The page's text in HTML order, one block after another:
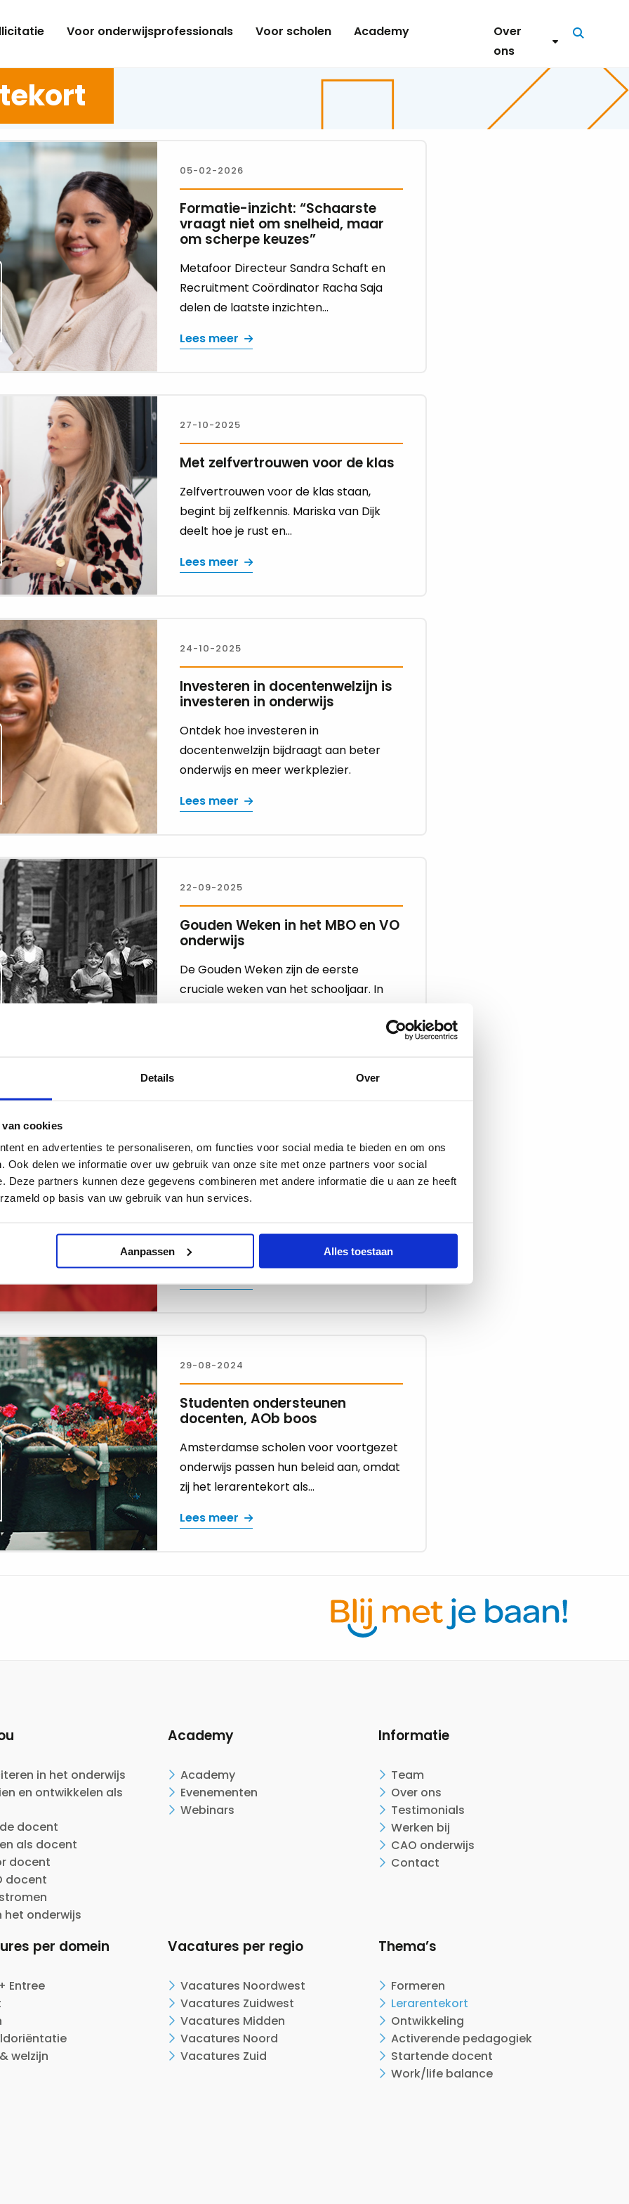
Details Over
cookies
en advertenties te personaliseren, om functies voor social media te bieden en om ons
Ook delen we informatie over uw gebruik van onze site met onze partners voor social
Deze partners kunnen deze gegevens combineren met andere informatie die u aan ze heeft
op basis van uw gebruik van hun services.
Aanpassen Alles toestaan
Voor onderwijsprofessionals Voor scholen Academy
Over
ons
Zoeken
05-02-2026
Formatie-inzicht: “Schaarste
vraagt niet om snelheid, maar
om scherpe keuzes”
Metafoor Directeur Sandra Schaft en
Recruitment Coördinator Racha Saja
delen de laatste inzichten...
Lees meer
27-10-2025
Met zelfvertrouwen voor de klas
Zelfvertrouwen voor de klas staan,
begint bij zelfkennis. Mariska van Dijk
deelt hoe je rust en...
Lees meer
24-10-2025
Investeren in docentenwelzijn is
investeren in onderwijs
Ontdek hoe investeren in
docentenwelzijn bijdraagt aan beter
onderwijs en meer werkplezier.
Lees meer
22-09-2025
Gouden Weken in het MBO en VO
onderwijs
De Gouden Weken zijn de eerste
cruciale weken van het schooljaar. In
Petitie voor lagere werkdruk in
het voortgezet onderwijs
werkdruk van VO-docenten...
29-08-2024
Studenten ondersteunen
docenten, AOb boos
Amsterdamse scholen voor voortgezet
onderwijs passen hun beleid aan, omdat
zij het lerarentekort als...
Lees meer
in het onderwijs
en ontwikkelen als
docent
als docent
docent
docent
het onderwijs
per domein
Entree
welzijn
Academy
Academy
Evenementen
Webinars
Vacatures per regio
Vacatures Noordwest
Vacatures Zuidwest
Vacatures Midden
Vacatures Noord
Vacatures Zuid
Informatie
Team
Over ons
Testimonials
Werken bij
CAO onderwijs
Contact
Thema’s
Formeren
Lerarentekort
Ontwikkeling
Activerende pedagogiek
Startende docent
Work/life balance